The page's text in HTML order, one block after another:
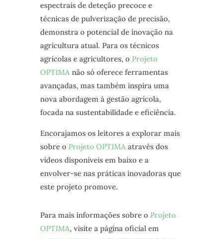
espectrais de deteção precoce e
técnicas de pulverização de precisão,
demonstra o potencial de inovação na
agricultura atual. Para os técnicos
agrícolas e agricultores, o Projeto
OPTIMAnão só oferece ferramentas
avançadas, mas também inspira uma
nova abordagem à gestão agrícola,
focada na sustentabilidade e eficiência.
Encorajamos os leitores a explorar mais
sobre o Projeto OPTIMAatravés dos
vídeos disponíveis em baixo e a
envolver-se nas práticas inovadoras que
este projeto promove.
Para mais informações sobre o Projeto
OPTIMA, visite a página oficial em